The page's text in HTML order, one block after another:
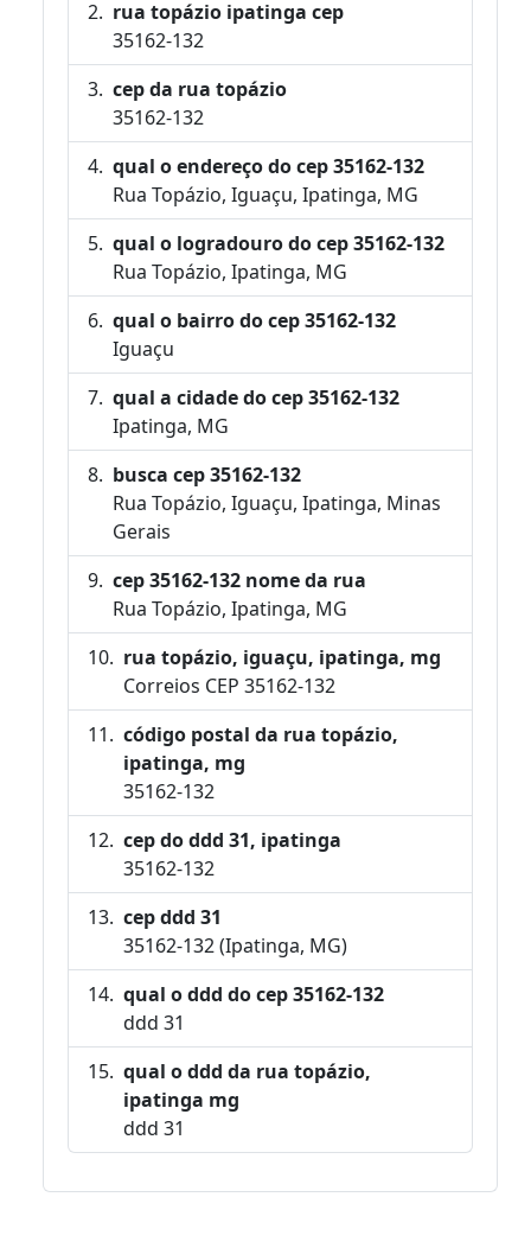
rua topázio ipatinga cep
35162-132
cep da rua topázio
35162-132
qual o endereço do cep 35162-132
Rua Topázio, Iguaçu, Ipatinga, MG
qual o logradouro do cep 35162-132
Rua Topázio, Ipatinga, MG
qual o bairro do cep 35162-132
Iguaçu
qual a cidade do cep 35162-132
Ipatinga, MG
busca cep 35162-132
Rua Topázio, Iguaçu, Ipatinga, Minas
Gerais
cep 35162-132 nome da rua
Rua Topázio, Ipatinga, MG
rua topázio, iguaçu, ipatinga, mg
Correios CEP 35162-132
código postal da rua topázio,
ipatinga, mg
35162-132
cep do ddd 31, ipatinga
35162-132
cep ddd 31
35162-132 (Ipatinga, MG)
qual o ddd do cep 35162-132
ddd 31
qual o ddd da rua topázio,
ipatinga mg
ddd 31